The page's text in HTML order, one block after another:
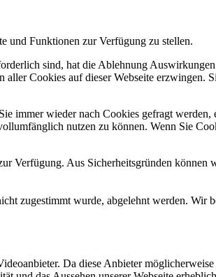
und Funktionen zur Verfügung zu stellen.
sind, hat die Ablehnung
Cookies auf dieser Webseite erzwingen.
immer wieder nach Cookies gefragt
nutzen zu können. Wenn Sie
Verfügung. Aus Sicherheitsgründen
zugestimmt wurde, abgelehnt werden. Wir
Da diese Anbieter